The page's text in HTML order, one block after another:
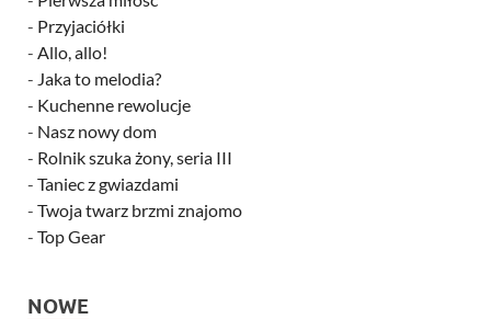
- Przyjaciółki
- Allo, allo!
- Jaka to melodia?
- Kuchenne rewolucje
- Nasz nowy dom
- Rolnik szuka żony, seria III
- Taniec z gwiazdami
- Twoja twarz brzmi znajomo
- Top Gear
NOWE